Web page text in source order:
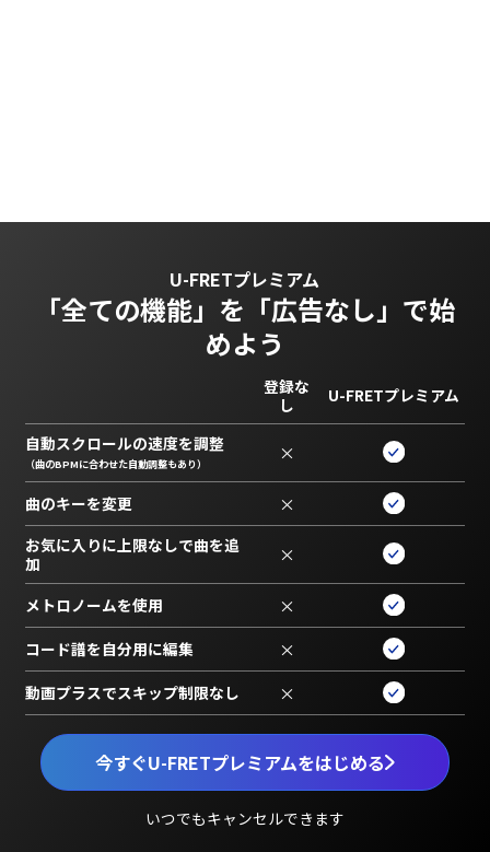
U-FRETプレミアム
「全ての機能」を 「広告なし」で始
めよう
今すぐU-FRETプレミアムをはじめる
いつでもキャンセルできます
登録な
し
U-FRETプレミアム
自動スクロールの速度を調整
（曲のBPMに合わせた自動調整もあり） ×
曲のキーを変更 ×
お気に入りに上限なしで曲を追
加
×
メトロノームを使用 ×
コード譜を自分用に編集 ×
動画プラスでスキップ制限なし ×